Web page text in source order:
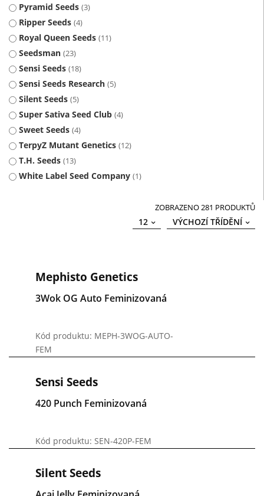
Pyramid Seeds 3
Ripper Seeds 4
Royal Queen Seeds 11
Seedsman 23
Sensi Seeds 18
Sensi Seeds Research 5
Silent Seeds 5
Super Sativa Seed Club 4
Sweet Seeds 4
TerpyZ Mutant Genetics 12
T.H. Seeds 13
White Label Seed Company 1
ZOBRAZENO 281 PRODUKTŮ
VÝCHOZÍ TŘÍDĚNÍ
12
Mephisto Genetics
3Wok OG Auto Feminizovaná
Kód produktu: MEPH-3WOG-AUTO-
FEM
Sensi Seeds
420 Punch Feminizovaná
Kód produktu: SEN-420P-FEM
Silent Seeds